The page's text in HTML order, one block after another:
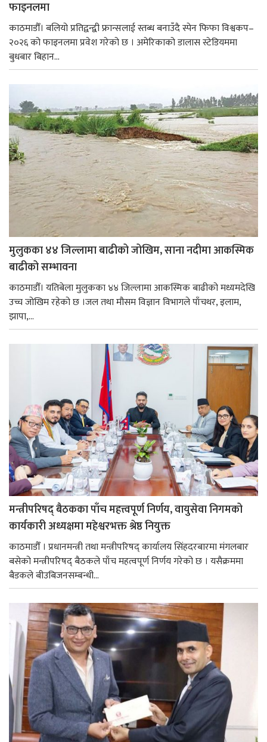
फाइनलमा
काठमाडौँ। बलियो प्रतिद्वन्द्वी फ्रान्सलाई स्तब्ध बनाउँदै स्पेन फिफा विश्वकप–
२०२६ को फाइनलमा प्रवेश गरेको छ । अमेरिकाको डालास स्टेडियममा
बुधबार बिहान...
मुलुकका ४४ जिल्लामा बाढीको जोखिम, साना नदीमा आकस्मिक
बाढीको सम्भावना
काठमाडौँ। यतिबेला मुलुकका ४४ जिल्लामा आकस्मिक बाढीको मध्यमदेखि
उच्च जोखिम रहेको छ ।जल तथा मौसम विज्ञान विभागले पाँचथर, इलाम,
झापा,...
मन्त्रीपरिषद् बैठकका पाँच महत्त्वपूर्ण निर्णय, वायुसेवा निगमको
कार्यकारी अध्यक्षमा महेश्वरभक्त श्रेष्ठ नियुक्त
काठमाडौँ । प्रधानमन्त्री तथा मन्त्रीपरिषद् कार्यालय सिंहदरबारमा मंगलबार
बसेको मन्त्रीपरिषद् बैठकले पाँच महत्वपूर्ण निर्णय गरेको छ । यसैक्रममा
बैडकले बीउबिजनसम्बन्धी...